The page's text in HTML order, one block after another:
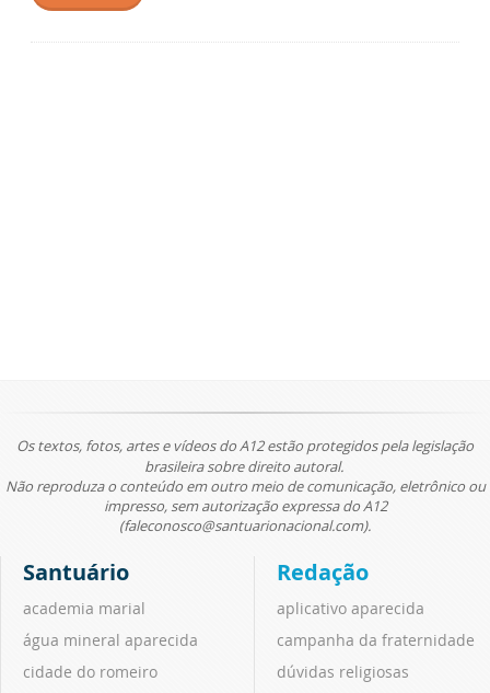
Os textos, fotos, artes e vídeos do A12 estão protegidos pela legislação
brasileira sobre direito autoral.
Não reproduza o conteúdo em outro meio de comunicação, eletrônico ou
impresso, sem autorização expressa do A12
(faleconosco@santuarionacional.com).
Santuário
academia marial
água mineral aparecida
cidade do romeiro
Redação
aplicativo aparecida
campanha da fraternidade
dúvidas religiosas